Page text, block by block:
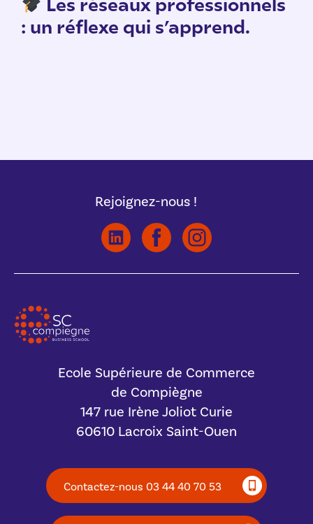
: un réflexe qui s’apprend.
Rejoignez-nous !
Ecole Supérieure de Commerce
de Compiègne
147 rue Irène Joliot Curie
60610 Lacroix Saint-Ouen
Contactez-nous 03 44 40 70 53